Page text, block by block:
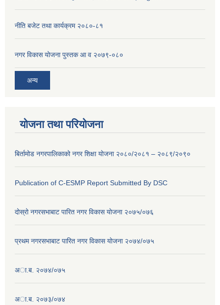
नीति बजेट तथा कार्यक्रम २०८०-८१
नगर विकास योजना पुस्तक आ व २०७९-०८०
अन्य
योजना तथा परियोजना
बिर्तामोड नगरपालिकाको नगर शिक्षा योजना २०८०/२०८१ – २०८९/२०९०
Publication of C-ESMP Report Submitted By DSC
दोस्रो नगरसभाबाट पारित नगर विकास योजना २०७५/०७६
प्रथम नगरसभाबाट पारित नगर विकास योजना २०७४/०७५
अा.ब. २०७४/०७५
अा.ब. २०७३/०७४